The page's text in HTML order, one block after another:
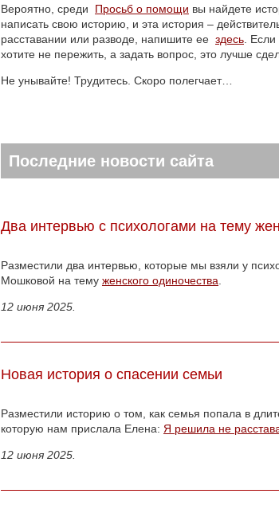
Вероятно, среди Просьб о помощи вы найдете
написать свою историю, и эта история –
расставании или разводе, напишите ее здесь .
хотите не пережить, а задать вопрос, это лучше
Не унывайте! Трудитесь. Скоро полегчает…
Последние новости сайта
Два интервью с психологами на тему
Разместили два интервью, которые мы взяли у
Мошковой на тему женского одиночества
12 июня 2025.
Новая история о спасении семьи
Разместили историю о том, как семья попала в
которую нам прислала Елена: Я решила не
12 июня 2025.